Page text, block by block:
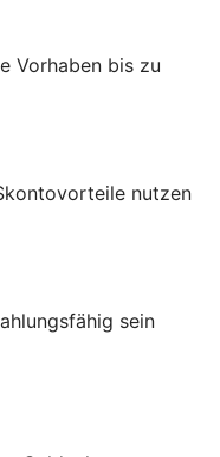
Vorhaben bis zu
nutzen
sein